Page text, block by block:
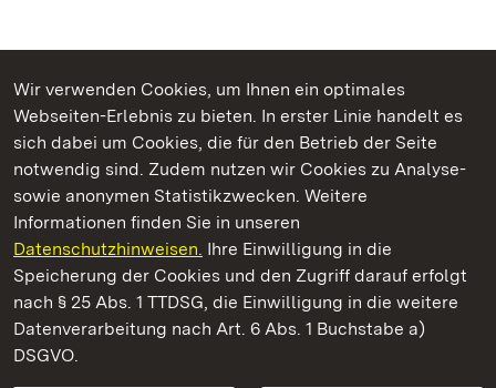
Wir verwenden Cookies, um Ihnen ein optimales
Webseiten-Erlebnis zu bieten. In erster Linie handelt es
sich dabei um Cookies, die für den Betrieb der Seite
notwendig sind. Zudem nutzen wir Cookies zu Analyse-
sowie anonymen Statistikzwecken. Weitere
Informationen finden Sie in unseren
Datenschutzhinweisen. Ihre Einwilligung in die
Speicherung der Cookies und den Zugriff darauf erfolgt
nach § 25 Abs. 1 TTDSG, die Einwilligung in die weitere
Datenverarbeitung nach Art. 6 Abs. 1 Buchstabe a)
DSGVO.
Kommen. Staunen. Genießen.
Schloss und Schlossgarten Weikersheim
Staatliche Schlösser und Gärten Baden-Württemberg
Kontakt